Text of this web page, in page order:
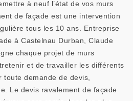
à neuf l’état de vos murs
de façade est une intervention
tous les 10 ans. Entreprise
à Castelnau Durban, Claude
chaque projet de murs
et de travailler les différents
demande de devis,
Le devis ravalement de façade